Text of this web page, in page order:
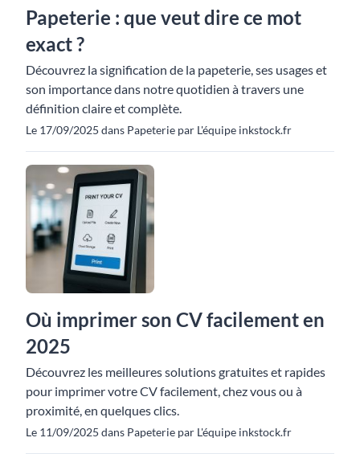
Papeterie : que veut dire ce mot
exact ?
Découvrez la signification de la papeterie, ses usages et
son importance dans notre quotidien à travers une
définition claire et complète.
Le 17/09/2025 dans Papeterie par L'équipe inkstock.fr
Où imprimer son CV facilement en
2025
Découvrez les meilleures solutions gratuites et rapides
pour imprimer votre CV facilement, chez vous ou à
proximité, en quelques clics.
Le 11/09/2025 dans Papeterie par L'équipe inkstock.fr